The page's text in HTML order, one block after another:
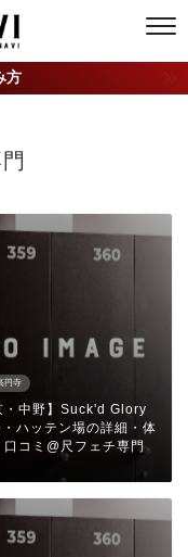
方
円寺
・中野】Suck'd Glory
ハッテン場の詳細・体
口コミ@尺フェチ専門